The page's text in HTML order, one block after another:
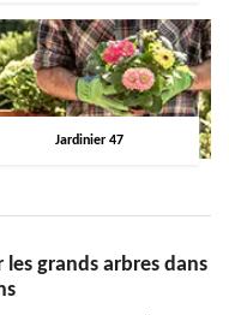
Jardinier 47
grands arbres dans